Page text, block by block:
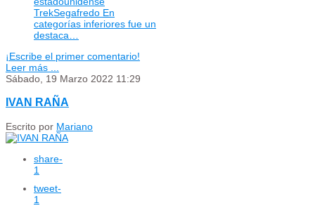
TrekSegafredo En
categorías inferiores fue un
destaca…
¡Escribe el primer comentario!
Leer más ...
Sábado, 19 Marzo 2022 11:29
IVAN RAÑA
Escrito por Mariano
share-
1
tweet-
1